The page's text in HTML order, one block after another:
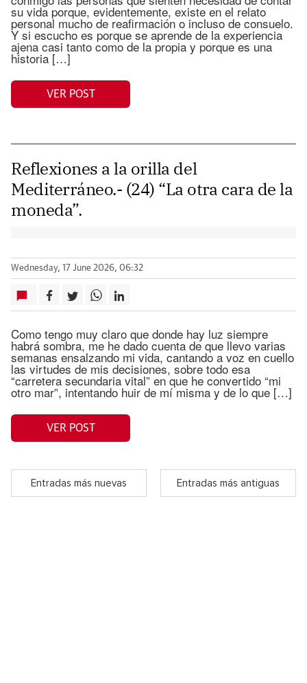
su vida porque, evidentemente, existe en el relato
personal mucho de reafirmación o incluso de consuelo.
Y si escucho es porque se aprende de la experiencia
ajena casi tanto como de la propia y porque es una
historia […]
VER POST
Reflexiones a la orilla del
Mediterráneo.- (24) “La otra cara de la
moneda”.
Wednesday, 17 June 2026, 06:32
Como tengo muy claro que donde hay luz siempre
habrá sombra, me he dado cuenta de que llevo varias
semanas ensalzando mi vida, cantando a voz en cuello
las virtudes de mis decisiones, sobre todo esa
“carretera secundaria vital” en que he convertido “mi
otro mar”, intentando huir de mí misma y de lo que […]
VER POST
Entradas más nuevas Entradas más antiguas